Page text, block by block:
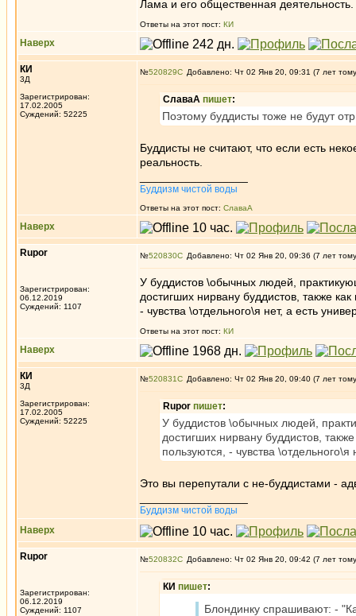
Лама и его общественная деятельность.
Ответы на этот пост: КИ
Наверх
КИ
3Д
Зарегистрирован:
17.02.2005
Суждений: 52225
№520829 Добавлено: Чт 02 Янв 20, 09:31 (7 лет
СлаваА пишет:
Поэтому буддисты тоже не будут
Буддисты не считают, что если есть
реальность.
Буддизм чистой воды
Ответы на этот пост: СлаваА
Наверх
Rupor
Зарегистрирован:
06.12.2019
Суждений: 1107
№520830 Добавлено: Чт 02 Янв 20, 09:36 (7 лет
У буддистов \обычных людей,
достигших нирвану буддистов, также
- чувства \отдельного\я нет, а есть
Ответы на этот пост: КИ
Наверх
КИ
3Д
Зарегистрирован:
17.02.2005
Суждений: 52225
№520831 Добавлено: Чт 02 Янв 20, 09:40 (7 лет
Rupor пишет:
У буддистов \обычных людей,
достигших нирвану буддистов,
пользуются, - чувства
Это вы перепутали с не-буддистами -
Буддизм чистой воды
Наверх
Rupor
Зарегистрирован:
06.12.2019
Суждений: 1107
№520832 Добавлено: Чт 02 Янв 20, 09:42 (7 лет
КИ пишет:
Блондинку спрашивают: -